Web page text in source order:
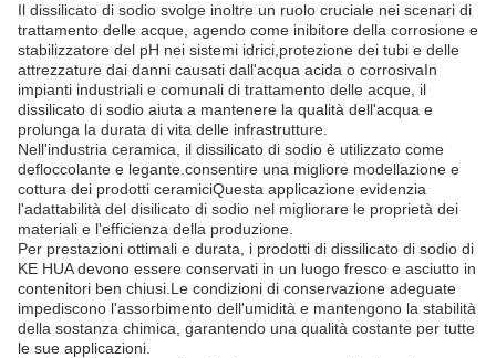
Il dissilicato di sodio svolge inoltre un ruolo cruciale nei scenari di
trattamento delle acque, agendo come inibitore della corrosione e
stabilizzatore del pH nei sistemi idrici,protezione dei tubi e delle
attrezzature dai danni causati dall'acqua acida o corrosivaIn
impianti industriali e comunali di trattamento delle acque, il
dissilicato di sodio aiuta a mantenere la qualità dell'acqua e
prolunga la durata di vita delle infrastrutture.
Nell'industria ceramica, il dissilicato di sodio è utilizzato come
defloccolante e legante.consentire una migliore modellazione e
cottura dei prodotti ceramiciQuesta applicazione evidenzia
l'adattabilità del disilicato di sodio nel migliorare le proprietà dei
materiali e l'efficienza della produzione.
Per prestazioni ottimali e durata, i prodotti di dissilicato di sodio di
KE HUA devono essere conservati in un luogo fresco e asciutto in
contenitori ben chiusi.Le condizioni di conservazione adeguate
impediscono l'assorbimento dell'umidità e mantengono la stabilità
della sostanza chimica, garantendo una qualità costante per tutte
le sue applicazioni.